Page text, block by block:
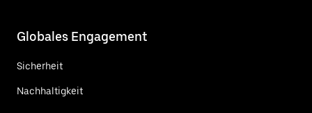
Globales Engagement
Sicherheit
Nachhaltigkeit